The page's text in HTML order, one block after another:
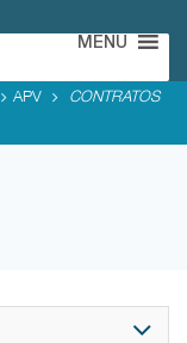
MENU
APV
CONTRATOS